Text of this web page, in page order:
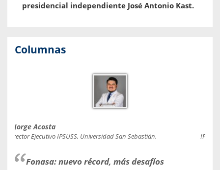
presidencial independiente José Antonio Kast.
Columnas
Jorge Acosta
Director Ejecutivo IPSUSS, Universidad San Sebastián.
Fonasa: nuevo récord, más desafíos